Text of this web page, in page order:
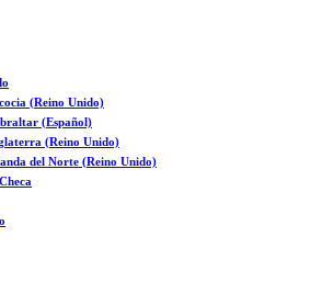
(Reino Unido)
(Español)
(Reino Unido)
del Norte (Reino Unido)